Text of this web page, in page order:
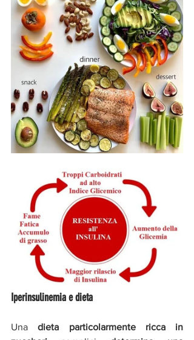
Iperinsulinemia e dieta
Una dieta particolarmente ricca in